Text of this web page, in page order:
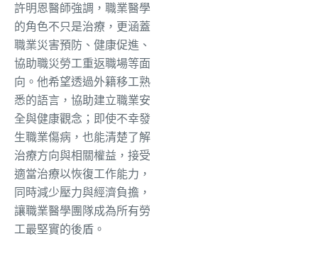
許明恩醫師強調，職業醫學
的角色不只是治療，更涵蓋
職業災害預防、健康促進、
協助職災勞工重返職場等面
向。他希望透過外籍移工熟
悉的語言，協助建立職業安
全與健康觀念；即使不幸發
生職業傷病，也能清楚了解
治療方向與相關權益，接受
適當治療以恢復工作能力，
同時減少壓力與經濟負擔，
讓職業醫學團隊成為所有勞
工最堅實的後盾。